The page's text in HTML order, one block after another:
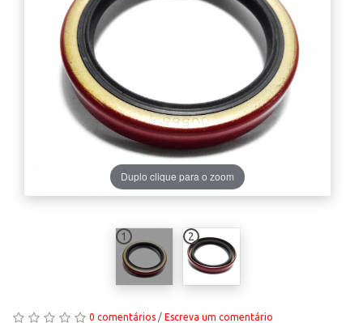
1 2
Duplo clique para o zoom
0 comentários / Escreva um comentário